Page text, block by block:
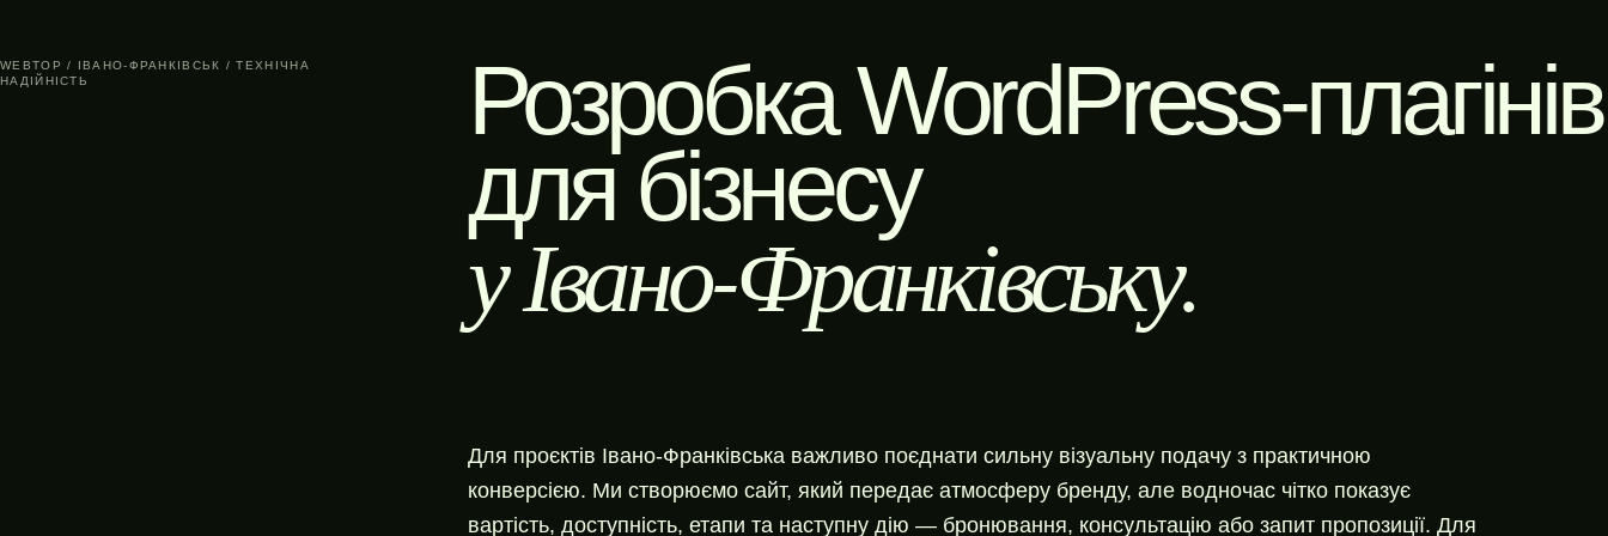
WEBTOP / ІВАНО-ФРАНКІВСЬК / ТЕХНІЧНА
НАДІЙНІСТЬ
Розробка WordPress-плагінів
для бізнесу
у Івано-Франківську.
Для проєктів Івано-Франківська важливо поєднати сильну візуальну подачу з практичною
конверсією. Ми створюємо сайт, який передає атмосферу бренду, але водночас чітко показує
вартість, доступність, етапи та наступну дію — бронювання, консультацію або запит пропозиції. Для